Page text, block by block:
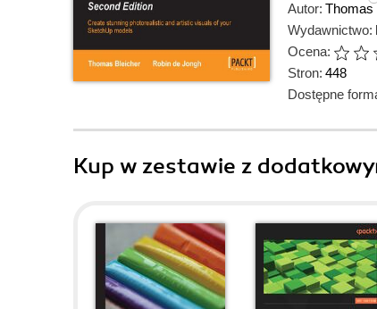
Autor: Thomas
Wydawnictwo:
Ocena:
Stron: 448
Dostępne
Kup w zestawie z